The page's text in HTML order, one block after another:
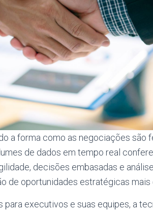
a forma como as negociações são
de dados em tempo real
decisões embasadas e
de oportunidades estratégicas mais
para executivos e suas equipes, a